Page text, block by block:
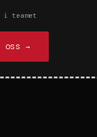
i teamet
OSS →